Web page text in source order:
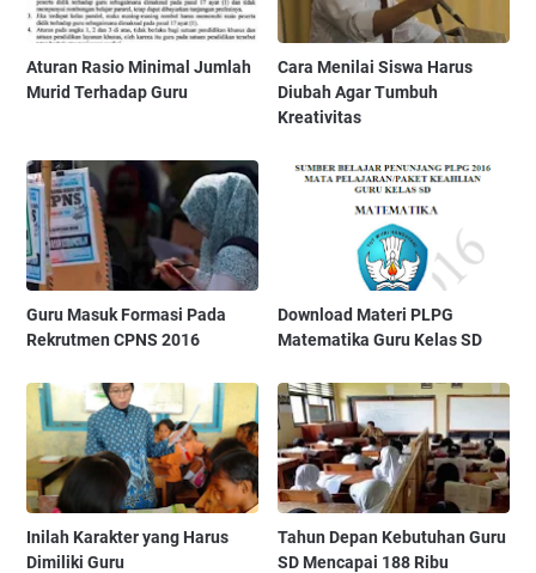
Aturan Rasio Minimal Jumlah
Murid Terhadap Guru
Cara Menilai Siswa Harus
Diubah Agar Tumbuh
Kreativitas
Guru Masuk Formasi Pada
Rekrutmen CPNS 2016
Download Materi PLPG
Matematika Guru Kelas SD
Inilah Karakter yang Harus
Dimiliki Guru
Tahun Depan Kebutuhan Guru
SD Mencapai 188 Ribu